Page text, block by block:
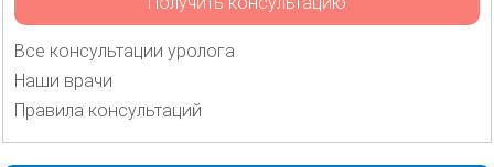
Все консультации уролога
Наши врачи
Правила консультаций